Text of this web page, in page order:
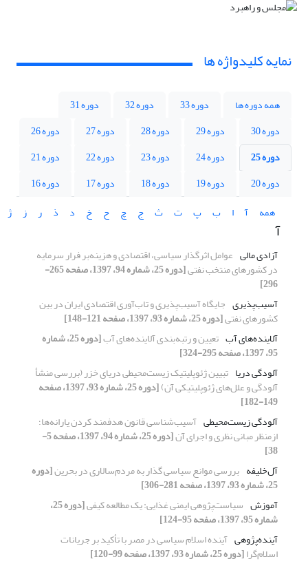
نمایه کلیدواژه ها
همه دوره ها دوره 33 دوره 32
دوره 31
دوره 30
دوره 29 دوره 28 دوره 27
دوره 26
دوره 25
دوره 24 دوره 23 دوره 22
دوره 21
دوره 20
دوره 19 دوره 18 دوره 17
دوره 16
همه
آ ا ب پ ت ث ج چ ح خ د ذ ر ز ژ
آ
آزادی مالی عوامل اثرگذار سیاسی، اقتصادی و هزینه‌بر فرار سرمایه
در کشورهای منتخب نفتی [دوره 25، شماره 94، 1397، صفحه 265-
296]
آسیب‌پذیری جایگاه آسیب‌پذیری و تاب‌آوری اقتصادی ایران در بین
کشورهای نفتی[دوره 25، شماره 93، 1397، صفحه 121-148]
آلاینده‌های آب تعیین و رتبه‌بندی آلاینده‌های آب [دوره 25، شماره
95، 1397، صفحه 295-324]
آلودگی دریا تبیین ژئوپلیتیک زیست‌محیطی دریای خزر (بررسی منشأ
آلودگی و علل‌های ژئوپلیتیکی آن) [دوره 25، شماره 93، 1397، صفحه
149-182]
آلودگی زیست‌محیطی آسیب‌شناسی قانون هدفمند کردن یارانه‌ها؛
ازمنظر مبانی نظری و اجرای آن [دوره 25، شماره 94، 1397، صفحه 5-
38]
آل‌خلیفه بررسی موانع سیاسی گذار به مردم‌سالاری در بحرین[دوره
25، شماره 93، 1397، صفحه 281-306]
آموزش سیاست‌پژوهی ایمنی غذایی: یک مطالعه کیفی [دوره 25،
شماره 95، 1397، صفحه 95-124]
آینده‌پژوهی آینده اسلام سیاسی در مصر با تأکید بر جریانات
اسلام‌گرا[دوره 25، شماره 93، 1397، صفحه 99-120]